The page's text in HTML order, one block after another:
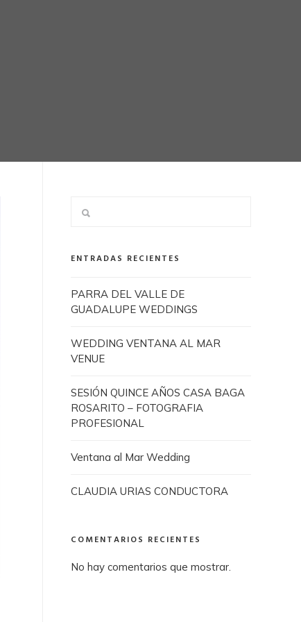
ENTRADAS RECIENTES
PARRA DEL VALLE DE
GUADALUPE WEDDINGS
WEDDING VENTANA AL MAR
VENUE
SESIÓN QUINCE AÑOS CASA BAGA
ROSARITO – FOTOGRAFIA
PROFESIONAL
Ventana al Mar Wedding
CLAUDIA URIAS CONDUCTORA
COMENTARIOS RECIENTES
No hay comentarios que mostrar.